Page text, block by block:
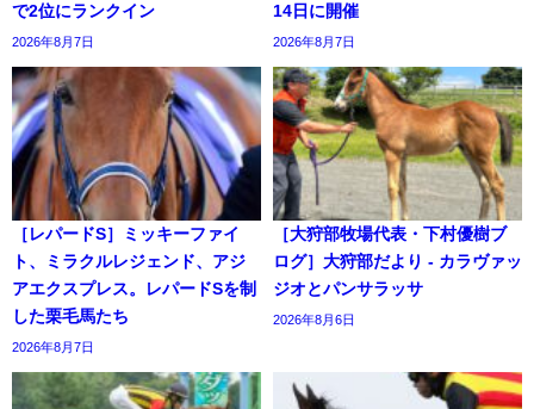
で2位にランクイン
2026年8月7日
14日に開催
2026年8月7日
［レパードS］ミッキーファイ
ト、ミラクルレジェンド、アジ
アエクスプレス。レパードSを制
した栗毛馬たち
2026年8月7日
［大狩部牧場代表・下村優樹ブ
ログ］大狩部だより - カラヴァッ
ジオとパンサラッサ
2026年8月6日